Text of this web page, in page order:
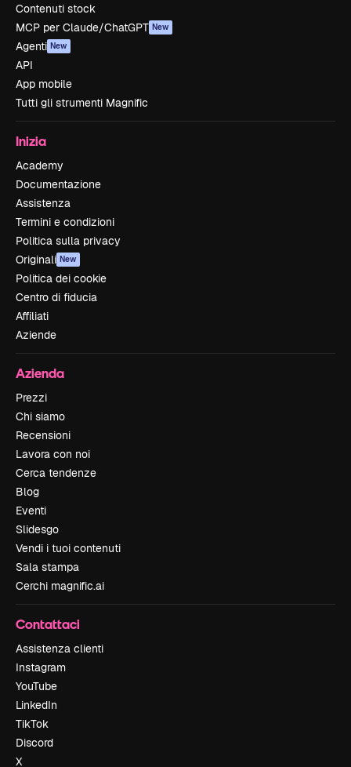
Contenuti stock
MCP per Claude/ChatGPT New
Agenti New
API
App mobile
Tutti gli strumenti Magnific
Inizia
Academy
Documentazione
Assistenza
Termini e condizioni
Politica sulla privacy
Originali New
Politica dei cookie
Centro di fiducia
Affiliati
Aziende
Azienda
Prezzi
Chi siamo
Recensioni
Lavora con noi
Cerca tendenze
Blog
Eventi
Slidesgo
Vendi i tuoi contenuti
Sala stampa
Cerchi magnific.ai
Contattaci
Assistenza clienti
Instagram
YouTube
LinkedIn
TikTok
Discord
X